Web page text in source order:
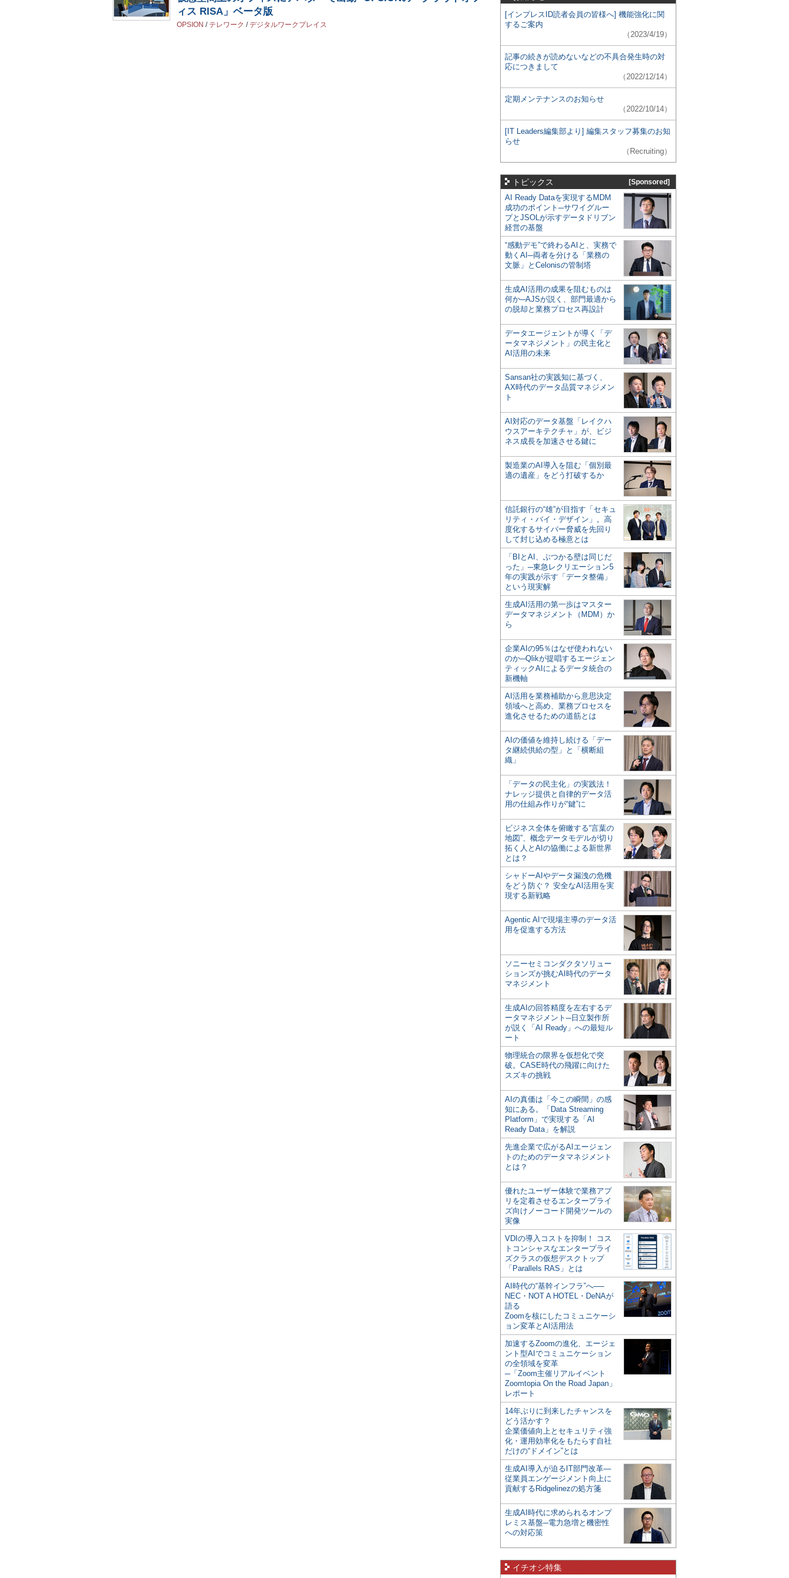
ィス RISA」ベータ版
OPSION / テレワーク /デジタルワークプレイス
[インプレスID読者会員の皆様へ] 機能強化に関
するご案内
（2023/4/19）
記事の続きが読めないなどの不具合発生時の対
応につきまして
（2022/12/14）
定期メンテナンスのお知らせ
（2022/10/14）
[IT Leaders編集部より] 編集スタッフ募集のお知
らせ
（Recruiting）
トピックス [Sponsored]
AI Ready Dataを実現するMDM
成功のポイント─サワイグルー
プとJSOLが示すデータドリブン
経営の基盤
“感動デモ”で終わるAIと、実務で
動くAI─両者を分ける「業務の
文脈」とCelonisの管制塔
生成AI活用の成果を阻むものは
何か─AJSが説く、部門最適から
の脱却と業務プロセス再設計
データエージェントが導く「デ
ータマネジメント」の民主化と
AI活用の未来
Sansan社の実践知に基づく、
AX時代のデータ品質マネジメン
ト
AI対応のデータ基盤「レイクハ
ウスアーキテクチャ」が、ビジ
ネス成長を加速させる鍵に
製造業のAI導入を阻む「個別最
適の遺産」をどう打破するか
信託銀行の“雄”が目指す「セキュ
リティ・バイ・デザイン」。高
度化するサイバー脅威を先回り
して封じ込める極意とは
「BIとAI、ぶつかる壁は同じだ
った」─東急レクリエーション5
年の実践が示す「データ整備」
という現実解
生成AI活用の第一歩はマスター
データマネジメント（MDM）か
ら
企業AIの95％はなぜ使われない
のか─Qlikが提唱するエージェン
ティックAIによるデータ統合の
新機軸
AI活用を業務補助から意思決定
領域へと高め、業務プロセスを
進化させるための道筋とは
AIの価値を維持し続ける「デー
タ継続供給の型」と「横断組
織」
「データの民主化」の実践法！
ナレッジ提供と自律的データ活
用の仕組み作りが“鍵”に
ビジネス全体を俯瞰する“言葉の
地図”、概念データモデルが切り
拓く人とAIの協働による新世界
とは？
シャドーAIやデータ漏洩の危機
をどう防ぐ？ 安全なAI活用を実
現する新戦略
Agentic AIで現場主導のデータ活
用を促進する方法
ソニーセミコンダクタソリュー
ションズが挑むAI時代のデータ
マネジメント
生成AIの回答精度を左右するデ
ータマネジメント─日立製作所
が説く「AI Ready」への最短ル
ート
物理統合の限界を仮想化で突
破。CASE時代の飛躍に向けた
スズキの挑戦
AIの真価は「今この瞬間」の感
知にある。「Data Streaming
Platform」で実現する「AI
Ready Data」を解説
先進企業で広がるAIエージェン
トのためのデータマネジメント
とは？
優れたユーザー体験で業務アプ
リを定着させるエンタープライ
ズ向けノーコード開発ツールの
実像
VDIの導入コストを抑制！ コス
トコンシャスなエンタープライ
ズクラスの仮想デスクトップ
「Parallels RAS」とは
AI時代の“基幹インフラ”へ──
NEC・NOT A HOTEL・DeNAが
語る
Zoomを核にしたコミュニケーシ
ョン変革とAI活用法
加速するZoomの進化、エージェ
ント型AIでコミュニケーション
の全領域を変革
─「Zoom主催リアルイベント
Zoomtopia On the Road Japan」
レポート
14年ぶりに到来したチャンスを
どう活かす？
企業価値向上とセキュリティ強
化・運用効率化をもたらす自社
だけの“ドメイン”とは
生成AI導入が迫るIT部門改革―
従業員エンゲージメント向上に
貢献するRidgelinezの処方箋
生成AI時代に求められるオンプ
レミス基盤─電力急増と機密性
への対応策
イチオシ特集